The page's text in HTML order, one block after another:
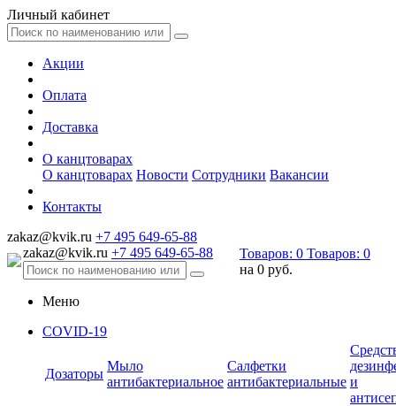
Личный кабинет
Акции
Оплата
Доставка
О канцтоварах
О канцтоварах Новости Сотрудники Вакансии
Контакты
zakaz@kvik.ru +7 495 649-65-88
zakaz@kvik.ru +7 495 649-65-88 Товаров: 0 Товаров: 0
на 0 руб.
Меню
COVID-19
Дозаторы
Мыло
антибактериальное
Салфетки
антибактериальные и